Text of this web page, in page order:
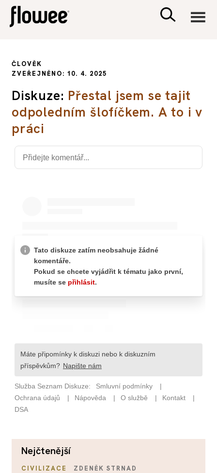
PSYCHOLOGIE
SEX A VZTAHY
ČLOVĚK
ZVEŘEJNĚNO: 10. 4. 2025
Diskuze: Přestal jsem se tajit
odpoledním šlofíčkem. A to i v
práci
nejčtenější
CIVILIZACE ZDENĚK STRNAD